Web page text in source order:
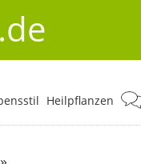
Heilpflanzen